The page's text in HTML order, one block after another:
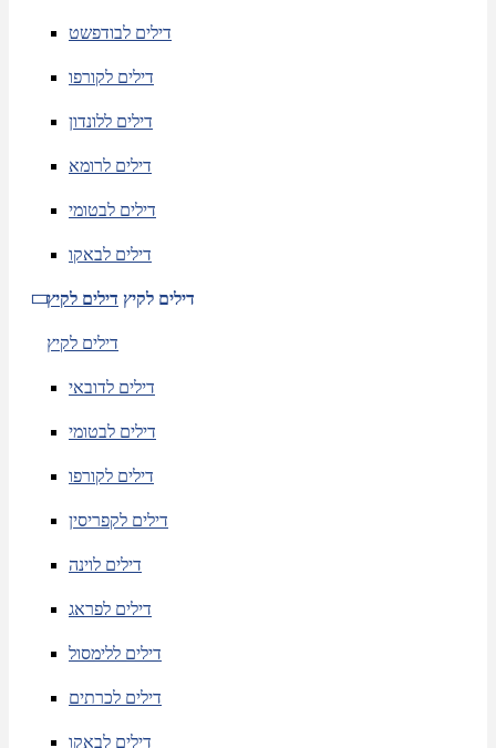
דילים לבודפשט
דילים לקורפו
דילים ללונדון
דילים לרומא
דילים לבטומי
דילים לבאקו
דילים לקיץ דילים לקיץ
דילים לקיץ
דילים לדובאי
דילים לבטומי
דילים לקורפו
דילים לקפריסין
דילים לוינה
דילים לפראג
דילים ללימסול
דילים לכרתים
דילים לבאקו